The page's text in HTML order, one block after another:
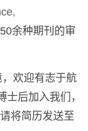
余种期刊的审
欢迎有志于航
后加入我们，
将简历发送至